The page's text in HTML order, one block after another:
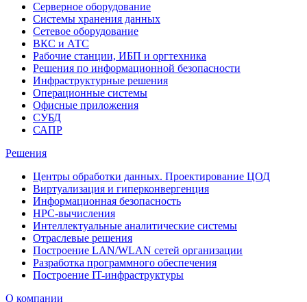
Серверное оборудование
Системы хранения данных
Сетевое оборудование
ВКС и АТС
Рабочие станции, ИБП и оргтехника
Решения по информационной безопасности
Инфраструктурные решения
Операционные системы
Офисные приложения
СУБД
САПР
Решения
Центры обработки данных. Проектирование ЦОД
Виртуализация и гиперконвергенция
Информационная безопасность
HPC-вычисления
Интеллектуальные аналитические системы
Отраслевые решения
Построение LAN/WLAN сетей организации
Разработка программного обеспечения
Построение IT-инфраструктуры
О компании